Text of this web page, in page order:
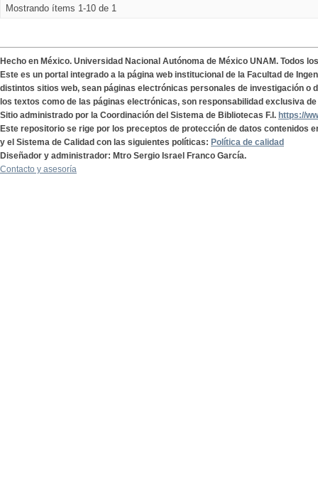
Mostrando ítems 1-10 de 1
Hecho en México. Universidad Nacional Autónoma de México UNAM. Todos
Este es un portal integrado a la página web institucional de la Facultad de
distintos sitios web, sean páginas electrónicas personales de investigación o
los textos como de las páginas electrónicas, son responsabilidad exclusiva
Sitio administrado por la Coordinación del Sistema de Bibliotecas F.I. https://
Este repositorio se rige por los preceptos de protección de datos contenidos
y el Sistema de Calidad con las siguientes políticas: Política de calidad
Diseñador y administrador: Mtro Sergio Israel Franco García.
Contacto y asesoría